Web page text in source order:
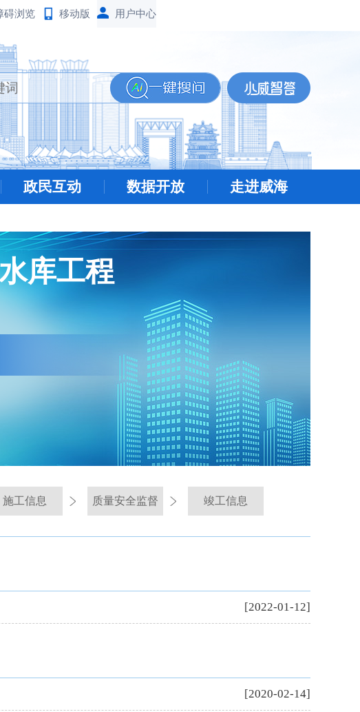
碍浏览 移动版
政民互动 数据开放 走进威海
库工程
施工信息 质量安全监督 竣工信息
[2022-01-12]
[2020-02-14]